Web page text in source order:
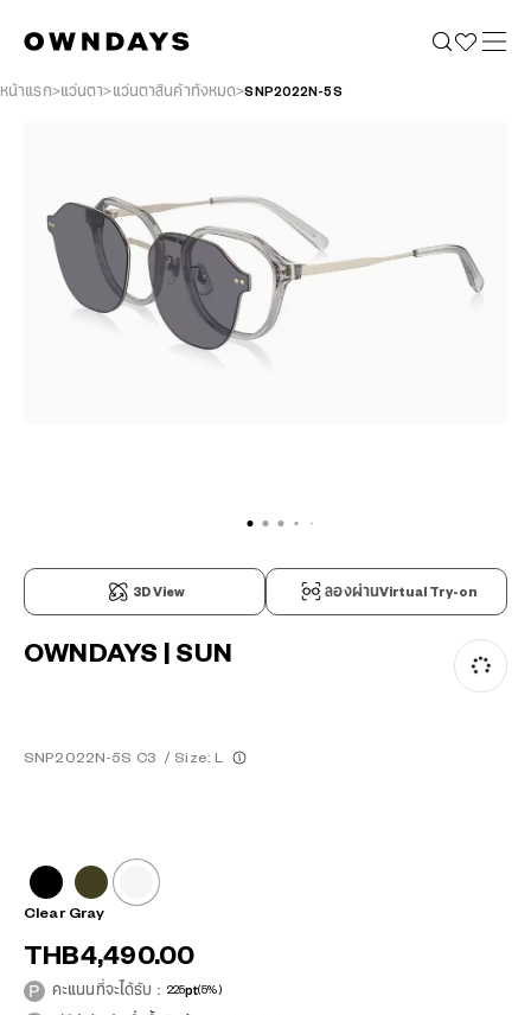
หน้าแรก แว่นตา แว่นตาสินค้าทั้งหมด SNP2022N-5S
3D View ลองผ่านVirtual Try-on
OWNDAYS | SUN
SNP2022N-5S C3 / Size: L
Clear Gray
THB4,490.00
คะแนนที่จะได้รับ： 225pt(5%)